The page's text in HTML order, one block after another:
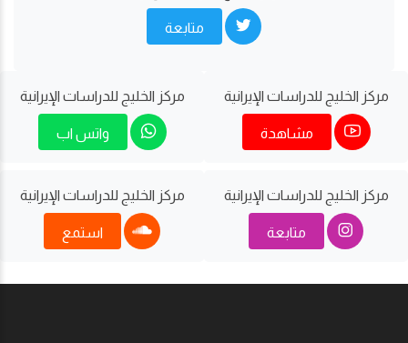
متابعة
مركز الخليج للدراسات اﻹيرانية
مشاهدة
مركز الخليج للدراسات اﻹيرانية
واتس اب
مركز الخليج للدراسات اﻹيرانية
متابعة
مركز الخليج للدراسات اﻹيرانية
استمع